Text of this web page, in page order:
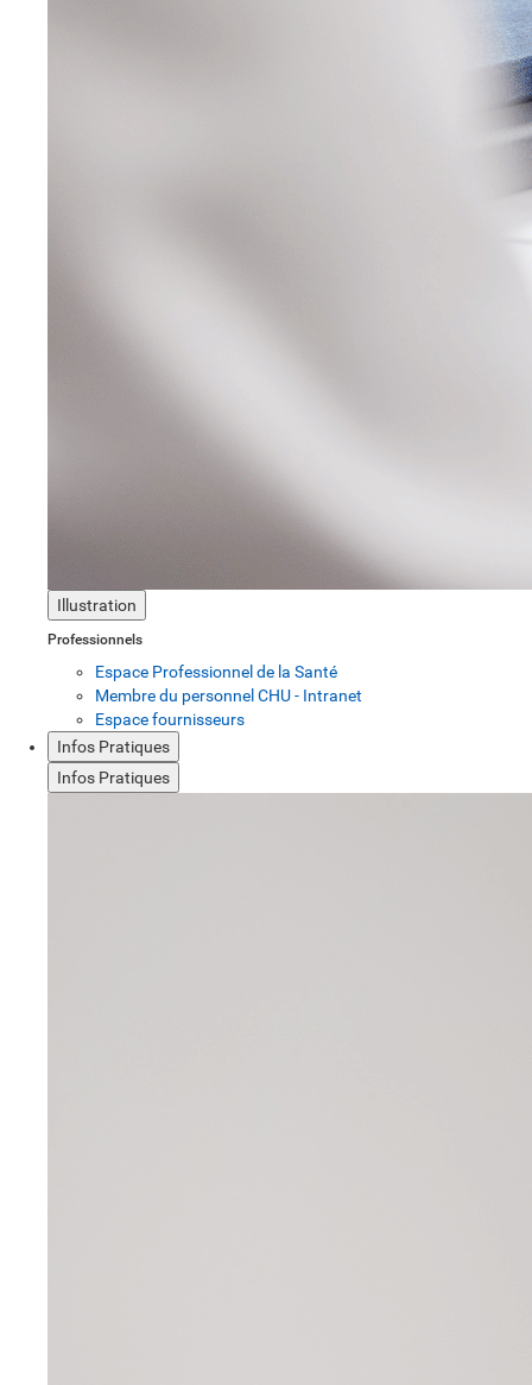
Illustration
Professionnels
Espace Professionnel de la Santé
Membre du personnel CHU - Intranet
Espace fournisseurs
Infos Pratiques
Infos Pratiques